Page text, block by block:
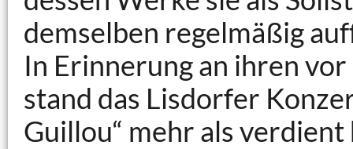
demselben regelmäßig
In Erinnerung an ihren
stand das Lisdorfer
Guillou“ mehr als verdient